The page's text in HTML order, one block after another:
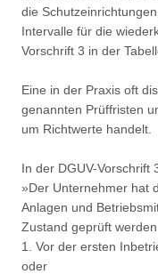
die
Intervalle für die
Vorschrift 3 in der
Eine in der Praxis oft
genannten Prüffristen
um Richtwerte handelt.
In der DGUV-Vorschrift
»Der Unternehmer hat
Anlagen und
Zustand geprüft werden
1. Vor der ersten
oder